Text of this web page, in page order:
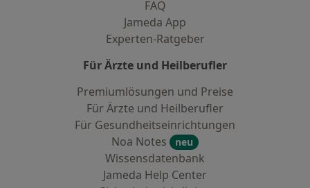
FAQ
Jameda App
Experten-Ratgeber
Für Ärzte und Heilberufler
Premiumlösungen und Preise
Für Ärzte und Heilberufler
Für Gesundheitseinrichtungen
Noa Notes
neu
Wissensdatenbank
Jameda Help Center